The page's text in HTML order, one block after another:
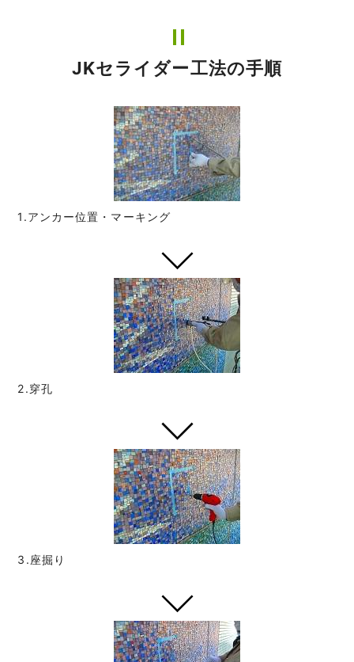
JKセライダー工法の手順
1.アンカー位置・マーキング
2.穿孔
3.座掘り